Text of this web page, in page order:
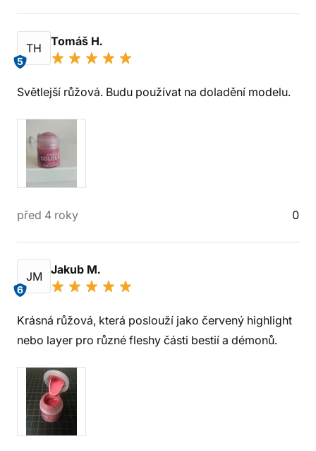
TH
5
Tomáš H.
Světlejší růžová. Budu používat na doladění modelu.
před 4 roky 0
JM
6
Jakub M.
Krásná růžová, která poslouží jako červený highlight
nebo layer pro různé fleshy části bestií a démonů.